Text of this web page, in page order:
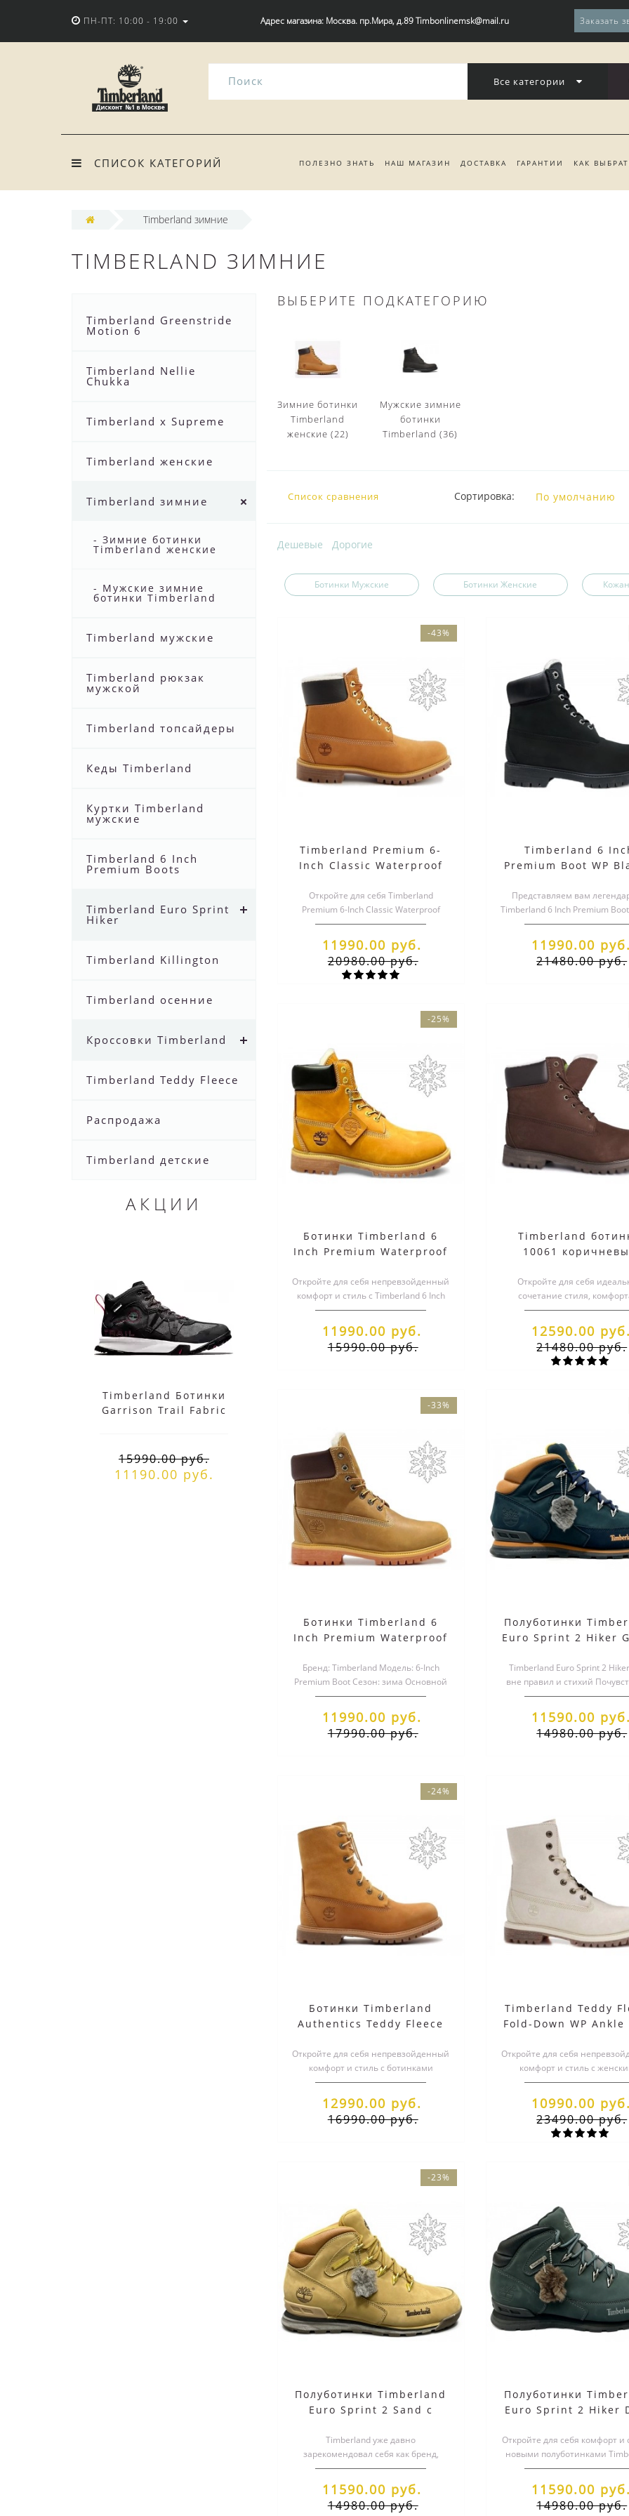
ПН-ПТ: 10:00 - 19:00 Адрес магазина: Москва. пр.Мира, д.89 Timbonlinemsk@mail.ru Заказать
Все категории
СПИСОК КАТЕГОРИЙ ПОЛЕЗНО ЗНАТЬ НАШ МАГАЗИН ДОСТАВКА ГАРАНТИИ КАК
Timberland зимние
TIMBERLAND ЗИМНИЕ
Timberland Greenstride
Motion 6
Timberland Nellie
Chukka
Timberland x Supreme
Timberland женские
Timberland зимние
- Зимние ботинки
Timberland женские
- Мужские зимние
ботинки Timberland
Timberland мужские
Timberland рюкзак
мужской
Timberland топсайдеры
Кеды Timberland
Куртки Timberland
мужские
Timberland 6 Inch
Premium Boots
Timberland Euro Sprint
Hiker
Timberland Killington
Timberland осенние
Кроссовки Timberland
Timberland Teddy Fleece
Распродажа
Timberland детские
АКЦИИ
Timberland Ботинки
Garrison Trail Fabric
15990.00 руб.
11190.00 руб.
Timberland Ботинки Solar
Wave Mid коричневые
13990.00 руб.
10990.00 руб.
Timberland Ботинки
13990.00 руб.
10990.00 руб.
ВЫБЕРИТЕ ПОДКАТЕГОРИЮ
Зимние ботинки
Timberland
женские (22)
Мужские зимние
ботинки
Timberland (36)
Список сравнения Сортировка:
Дешевые Дорогие
Ботинки Мужские Ботинки Женские
-43%
Timberland Premium 6-
Inch Classic Waterproof
Откройте для себя Timberland
Premium 6-Inch Classic Waterproof
Winter Boot с мехом! Эти стильные и
т..
11990.00 руб.
20980.00 руб.
Timberland 6
Premium Boot WP
Представляем вам
Timberland 6 Inch Premium
воплощение стиля,
11990.00 руб.
21480.00 руб.
-25%
Ботинки Timberland 6
Inch Premium Waterproof
Откройте для себя непревзойденный
комфорт и стиль с Timberland 6 Inch
Rust! Эти рыжие зимние ботинки..
11990.00 руб.
15990.00 руб.
Timberland
10061
Откройте для себя
сочетание стиля,
надежности с ботинками
10061! Эти..
12590.00 руб.
21480.00 руб.
-33%
Ботинки Timberland 6
Inch Premium Waterproof
Бренд: Timberland Модель: 6-Inch
Premium Boot Сезон: зима Основной
цвет:&nbs..
11990.00 руб.
17990.00 руб.
Полуботинки
Euro Sprint 2 Hiker
Timberland Euro Sprint 2
вне правил и стихий
дух настоящих
11590.00 руб.
14980.00 руб.
-24%
Ботинки Timberland
Authentics Teddy Fleece
Boots (36-41)
Откройте для себя непревзойденный
комфорт и стиль с ботинками
Timberland Authentics Teddy Fleece WP
..
12990.00 руб.
16990.00 руб.
Timberland Teddy
Fold-Down WP Ankle
Откройте для себя
комфорт и стиль с
ботинками Timberland Womens
Fleec..
10990.00 руб.
23490.00 руб.
-23%
Полуботинки Timberland
Euro Sprint 2 Sand с
Timberland уже давно
зарекомендовал себя как бренд,
которому доверяют за его
непревзойденное мастерс..
11590.00 руб.
14980.00 руб.
Полуботинки
Euro Sprint 2 Hiker
Откройте для себя комфорт и
новыми полуботинками
Euro Sprint 2 Deep Green
11590.00 руб.
14980.00 руб.